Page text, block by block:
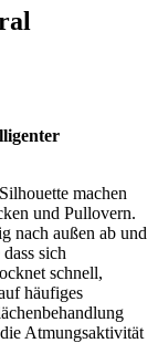
machen
und Pullovern.
nach außen ab und
sich
schnell,
häufiges
Atmungsaktivität